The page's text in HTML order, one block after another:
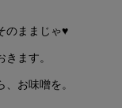
のままじゃ♥
ます。
お味噌を。